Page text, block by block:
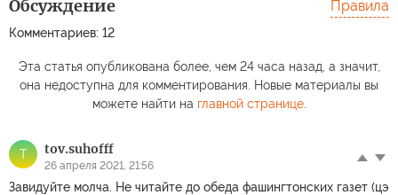
Обсуждение
Комментариев: 12
Правила
Эта статья опубликована более, чем 24 часа назад, а значит,
она недоступна для комментирования. Новые материалы вы
можете найти на главной странице.
T tov.suhofff
26 апреля 2021, 21:56
Завидуйте молча. Не читайте до обеда фашингтонских газет (цэ